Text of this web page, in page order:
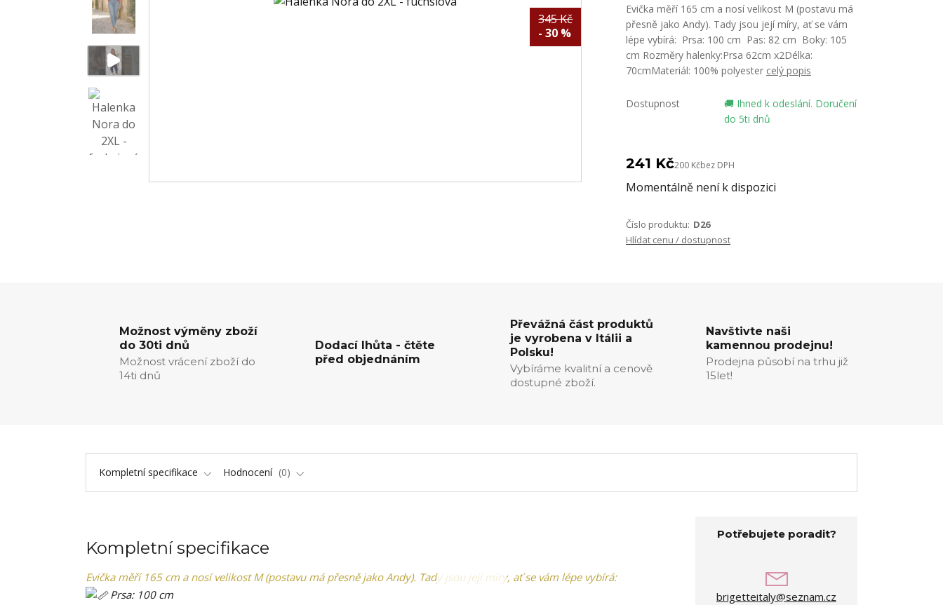
345 Kč
- 30 %
Evička měří 165 cm a nosí velikost M (postavu má
přesně jako Andy). Tady jsou její míry, ať se vám
lépe vybírá: Prsa: 100 cm Pas: 82 cm Boky: 105
cm Rozměry halenky:Prsa 62cm x2Délka:
70cmMateriál: 100% polyester celý popis
Dostupnost
🚚 Ihned k odeslání. Doručení
do 5ti dnů
241 Kč200 Kčbez DPH
Momentálně není k dispozici
Číslo produktu: D26
Hlídat cenu / dostupnost
Možnost výměny zboží
do 30ti dnů
Možnost vrácení zboží do
14ti dnů
Dodací lhůta - čtěte
před objednáním
Převážná část produktů
je vyrobena v Itálii a
Polsku!
Vybíráme kvalitní a cenově
dostupné zboží.
Navštivte naši
kamennou prodejnu!
Prodejna působí na trhu již
15let!
Kompletní specifikace Hodnocení 0
Kompletní specifikace
Evička měří 165 cm a nosí velikost M (postavu má přesně jako Andy). Tady jsou její míry, ať se vám lépe vybírá:
Prsa: 100 cm
Potřebujete poradit?
brigetteitaly@seznam.cz